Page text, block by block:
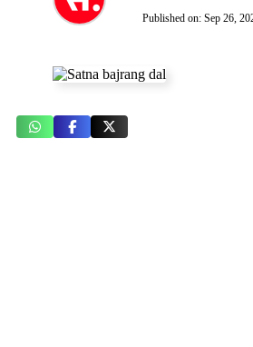
Published on: Sep 26,